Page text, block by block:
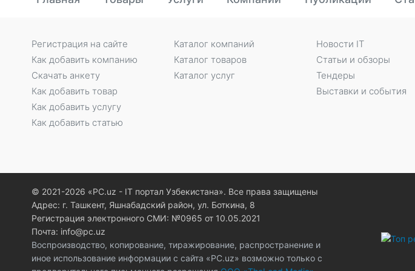
Регистрация на сайте
Как добавить компанию
Скачать анкету
Как добавить товар
Как добавить услугу
Как добавить статью
Каталог компаний
Каталог товаров
Каталог услуг
Новости IT
Статьи и обзоры
Тендеры
Выставки и события
© 2021-2026 «PC.uz - IT портал Узбекистана». Все права защищены
Адрес: г. Ташкент, Яшнабадский район, ул. Боткина, 8
Регистрация электронного СМИ: №0965 от 10.05.2021
Почта: info@pc.uz
Воспроизводство, копирование, тиражирование, распространение и
иное использование информации с сайта «PC.uz» возможно только с